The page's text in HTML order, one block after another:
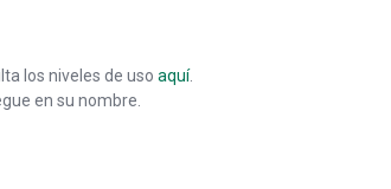
los niveles de uso aquí.
en su nombre.